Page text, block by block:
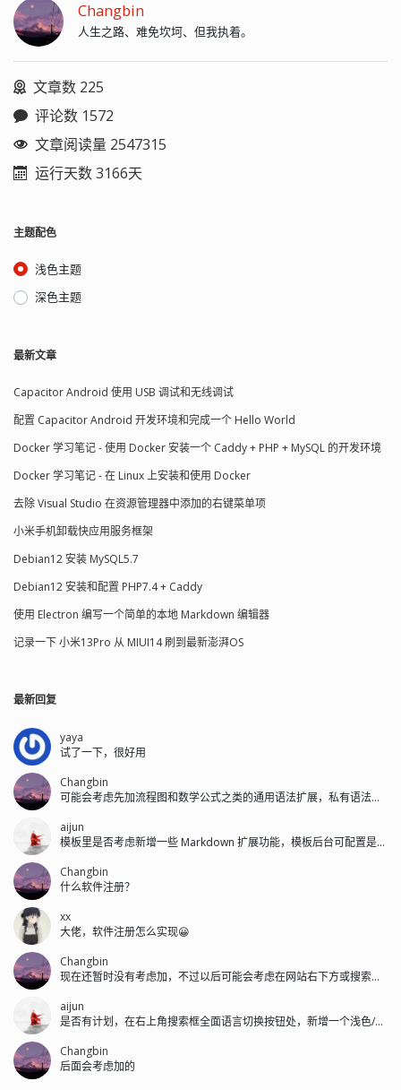
Changbin
人生之路、难免坎坷、但我执着。
文章数 225
评论数 1572
文章阅读量 2547315
运行天数 3166天
主题配色
浅色主题
深色主题
最新文章
Capacitor Android 使用 USB 调试和无线调试
配置 Capacitor Android 开发环境和完成一个 Hello World
Docker 学习笔记 - 使用 Docker 安装一个 Caddy + PHP + MySQL 的开发环境
Docker 学习笔记 - 在 Linux 上安装和使用 Docker
去除 Visual Studio 在资源管理器中添加的右键菜单项
小米手机卸载快应用服务框架
Debian12 安装 MySQL5.7
Debian12 安装和配置 PHP7.4 + Caddy
使用 Electron 编写一个简单的本地 Markdown 编辑器
记录一下 小米13Pro 从 MIUI14 刷到最新澎湃OS
最新回复
yaya
试了一下，很好用
Changbin
可能会考虑先加流程图和数学公式之类的通用语法扩展，私有语法后面再加。
aijun
模板里是否考虑新增一些 Markdown 扩展功能，模板后台可配置是否开启...
Changbin
什么软件注册？
xx
大佬，软件注册怎么实现😀
Changbin
现在还暂时没有考虑加，不过以后可能会考虑在网站右下方或搜索框左侧加。
aijun
是否有计划，在右上角搜索框全面语言切换按钮处，新增一个浅色/深色的切换按钮。
Changbin
后面会考虑加的